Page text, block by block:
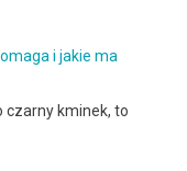
i jakie ma
czarny kminek, to